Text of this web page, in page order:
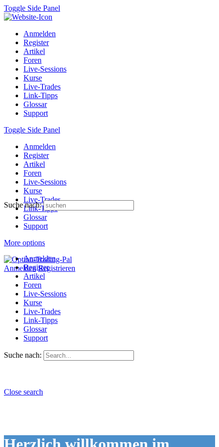
Toggle Side Panel
Anmelden
Register
Artikel
Foren
Live-Sessions
Kurse
Live-Trades
Link-Tipps
Glossar
Support
Toggle Side Panel
Anmelden
Register
Artikel
Foren
Live-Sessions
Kurse
Live-Trades
Link-Tipps
Glossar
Support
More options
Anmelden Registrieren
Suche nach:
Anmelden
Register
Artikel
Foren
Live-Sessions
Kurse
Live-Trades
Link-Tipps
Glossar
Support
Suche nach:
Close search